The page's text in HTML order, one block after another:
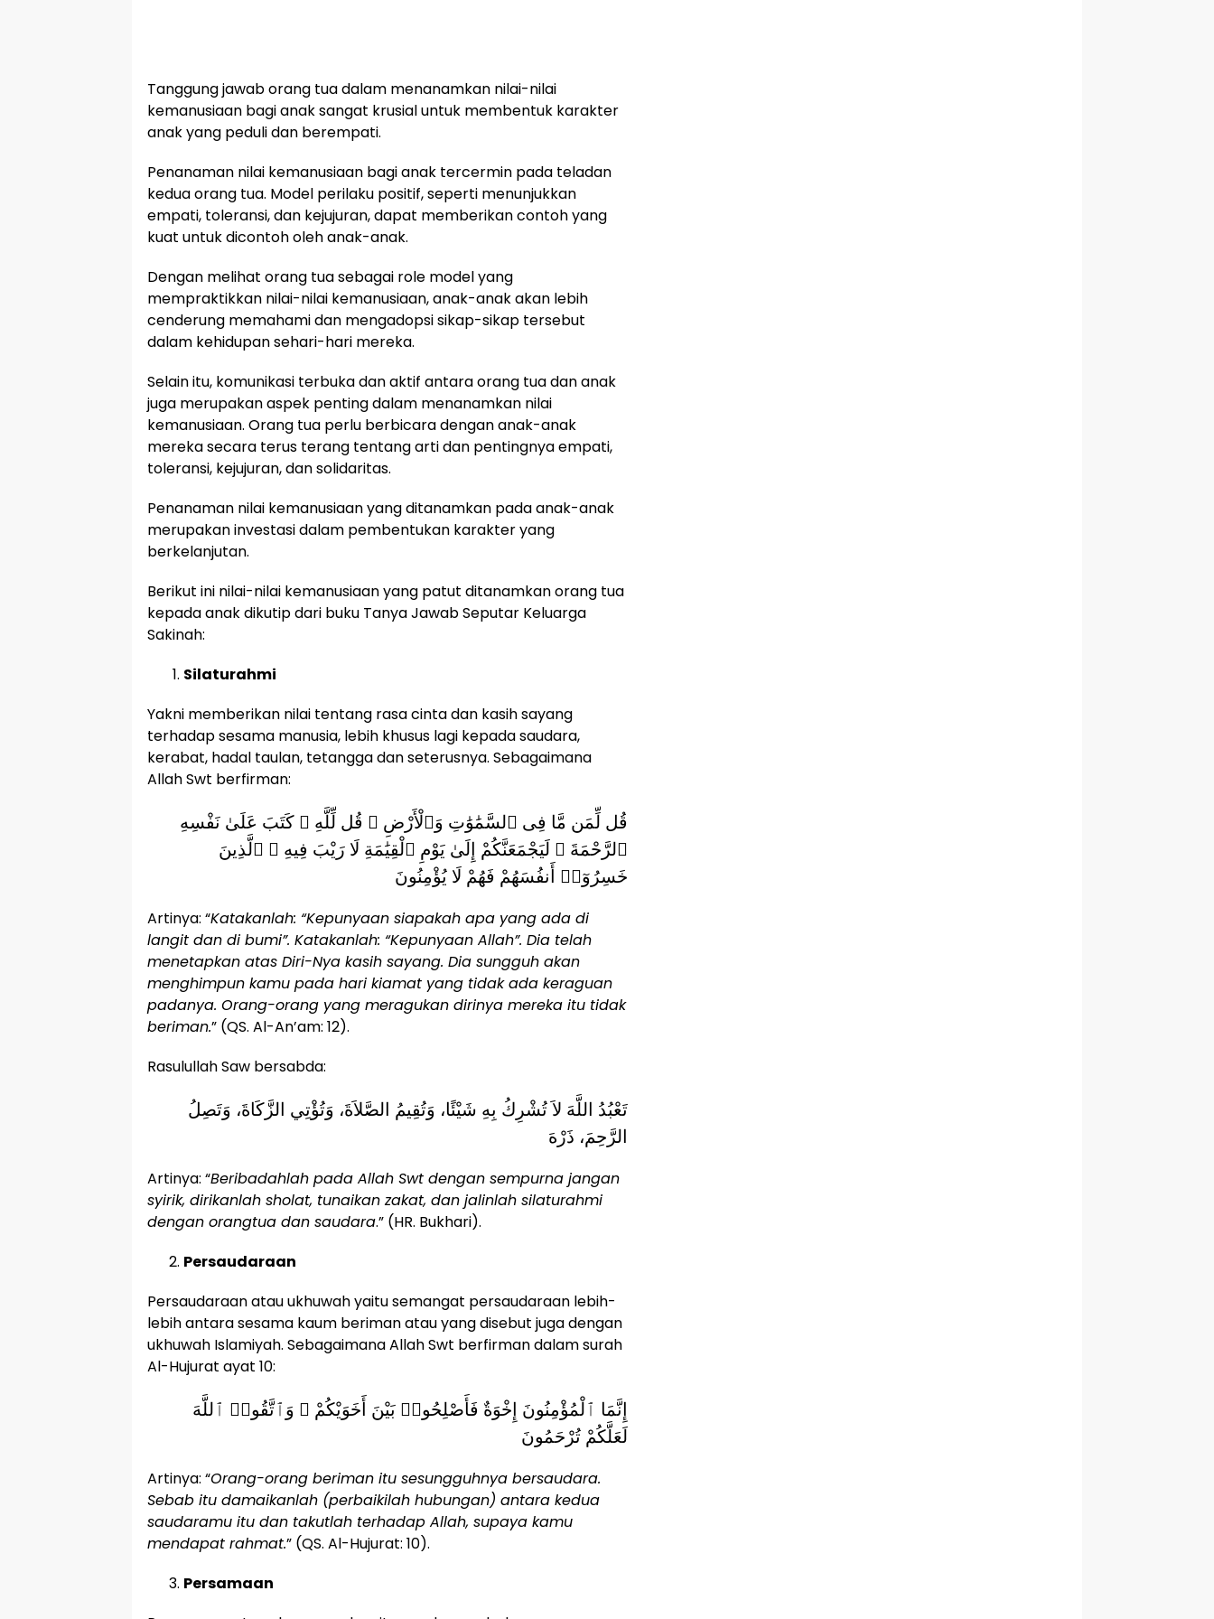
Tanggung jawab orang tua dalam menanamkan nilai-nilai
kemanusiaan bagi anak sangat krusial untuk membentuk karakter
anak yang peduli dan berempati.
Penanaman nilai kemanusiaan bagi anak tercermin pada teladan
kedua orang tua. Model perilaku positif, seperti menunjukkan
empati, toleransi, dan kejujuran, dapat memberikan contoh yang
kuat untuk dicontoh oleh anak-anak.
Dengan melihat orang tua sebagai role model yang
mempraktikkan nilai-nilai kemanusiaan, anak-anak akan lebih
cenderung memahami dan mengadopsi sikap-sikap tersebut
dalam kehidupan sehari-hari mereka.
Selain itu, komunikasi terbuka dan aktif antara orang tua dan anak
juga merupakan aspek penting dalam menanamkan nilai
kemanusiaan. Orang tua perlu berbicara dengan anak-anak
mereka secara terus terang tentang arti dan pentingnya empati,
toleransi, kejujuran, dan solidaritas.
Penanaman nilai kemanusiaan yang ditanamkan pada anak-anak
merupakan investasi dalam pembentukan karakter yang
berkelanjutan.
Berikut ini nilai-nilai kemanusiaan yang patut ditanamkan orang tua
kepada anak dikutip dari buku Tanya Jawab Seputar Keluarga
Sakinah:
Silaturahmi
Yakni memberikan nilai tentang rasa cinta dan kasih sayang
terhadap sesama manusia, lebih khusus lagi kepada saudara,
kerabat, hadal taulan, tetangga dan seterusnya. Sebagaimana
Allah Swt berfirman:
قُل لِّمَن مَّا فِى ٱلسَّمَٰوَٰتِ وَٱلْأَرْضِ ۖ قُل لِّلَّهِ ۚ كَتَبَ عَلَىٰ نَفْسِهِ
ٱلرَّحْمَةَ ۚ لَيَجْمَعَنَّكُمْ إِلَىٰ يَوْمِ ٱلْقِيَٰمَةِ لَا رَيْبَ فِيهِ ۚ ٱلَّذِينَ
خَسِرُوٓا۟ أَنفُسَهُمْ فَهُمْ لَا يُؤْمِنُونَ
Artinya: “Katakanlah: “Kepunyaan siapakah apa yang ada di
langit dan di bumi”. Katakanlah: “Kepunyaan Allah”. Dia telah
menetapkan atas Diri-Nya kasih sayang. Dia sungguh akan
menghimpun kamu pada hari kiamat yang tidak ada keraguan
padanya. Orang-orang yang meragukan dirinya mereka itu tidak
beriman.” (QS. Al-An’am: 12).
Rasulullah Saw bersabda:
تَعْبُدُ اللَّهَ لاَ تُشْرِكُ بِهِ شَيْئًا، وَتُقِيمُ الصَّلاَةَ، وَتُؤْتِي الزَّكَاةَ، وَتَصِلُ
الرَّحِمَ، ذَرْهَ
Artinya: “Beribadahlah pada Allah Swt dengan sempurna jangan
syirik, dirikanlah sholat, tunaikan zakat, dan jalinlah silaturahmi
dengan orangtua dan saudara.” (HR. Bukhari).
Persaudaraan
Persaudaraan atau ukhuwah yaitu semangat persaudaraan lebih-
lebih antara sesama kaum beriman atau yang disebut juga dengan
ukhuwah Islamiyah. Sebagaimana Allah Swt berfirman dalam surah
Al-Hujurat ayat 10:
إِنَّمَا ٱلْمُؤْمِنُونَ إِخْوَةٌ فَأَصْلِحُوا۟ بَيْنَ أَخَوَيْكُمْ ۚ وَٱتَّقُوا۟ ٱللَّهَ
لَعَلَّكُمْ تُرْحَمُونَ
Artinya: “Orang-orang beriman itu sesungguhnya bersaudara.
Sebab itu damaikanlah (perbaikilah hubungan) antara kedua
saudaramu itu dan takutlah terhadap Allah, supaya kamu
mendapat rahmat.” (QS. Al-Hujurat: 10).
Persamaan